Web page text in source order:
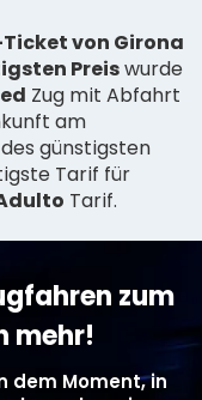
von Girona
Preiswurde
Zug mit Abfahrt
am
des günstigsten
Tarif für
Tarif.
zum
mehr!
dem Moment, in